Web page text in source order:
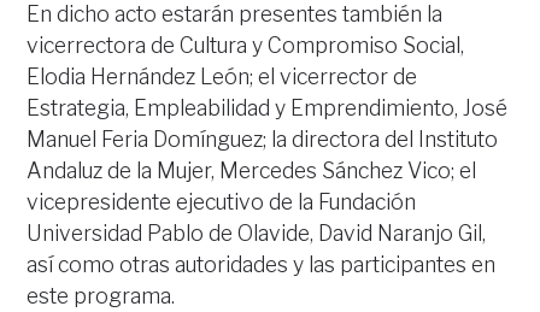
En dicho acto estarán presentes también la
vicerrectora de Cultura y Compromiso Social,
Elodia Hernández León; el vicerrector de
Estrategia, Empleabilidad y Emprendimiento, José
Manuel Feria Domínguez; la directora del Instituto
Andaluz de la Mujer, Mercedes Sánchez Vico; el
vicepresidente ejecutivo de la Fundación
Universidad Pablo de Olavide, David Naranjo Gil,
así como otras autoridades y las participantes en
este programa.